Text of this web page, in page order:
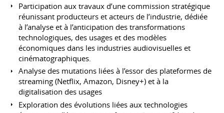
Participation aux travaux d’une commission stratégique
réunissant producteurs et acteurs de l’industrie, dédiée
à l’analyse et à l’anticipation des transformations
technologiques, des usages et des modèles
économiques dans les industries audiovisuelles et
cinématographiques.
Analyse des mutations liées à l’essor des plateformes de
streaming (Netflix, Amazon, Disney+) et à la
digitalisation des usages
Exploration des évolutions liées aux technologies